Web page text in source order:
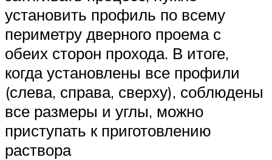
установить профиль по всему
периметру дверного проема с
обеих сторон прохода. В итоге,
когда установлены все профили
(слева, справа, сверху), соблюдены
все размеры и углы, можно
приступать к приготовлению
раствора